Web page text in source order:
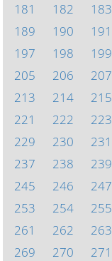
181
182 183
189
190 191
197
198 199
205
206 207
213
214 215
221
222 223
229
230 231
237
238 239
245
246 247
253
254 255
261
262 263
269
270 271